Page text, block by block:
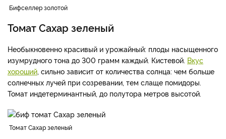
Бифселлер золотой
Томат Сахар зеленый
Необыкновенно красивый и урожайный: плоды насыщенного
изумрудного тона до 300 грамм каждый. Кистевой. Вкус
хороший, сильно зависит от количества солнца: чем больше
солнечных лучей при созревании, тем слаще помидоры.
Томат индетерминантный, до полутора метров высотой.
Томат Сахар зеленый